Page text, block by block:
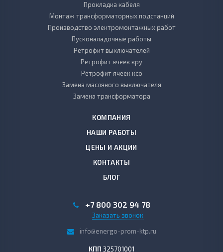
Прокладка кабеля
Монтаж трансформаторных подстанций
Производство электромонтажных работ
Пусконаладочные работы
Ретрофит выключателей
Ретрофит ячеек кру
Ретрофит ячеек ксо
Замена масляного выключателя
Замена трансформатора
КОМПАНИЯ
НАШИ РАБОТЫ
ЦЕНЫ И АКЦИИ
КОНТАКТЫ
БЛОГ
+7 800 302 94 78
Заказать звонок
info@energo-prom-ktp.ru
КПП 325701001